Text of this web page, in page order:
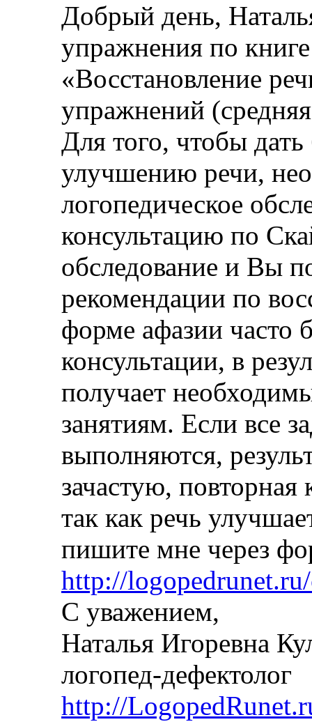
Добрый день,
упражнения по
«Восстановление
упражнений
Для того, чтобы
улучшению речи,
логопедическое
консультацию по
обследование и Вы
рекомендации по
форме афазии часто
консультации, в
получает
занятиям. Если все
выполняются,
зачастую, повторная
так как речь
пишите мне через
http://
С уважением,
Наталья Игоревна
логопед-дефектолог
http://